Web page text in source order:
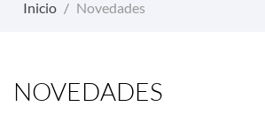
Inicio Novedades
NOVEDADES